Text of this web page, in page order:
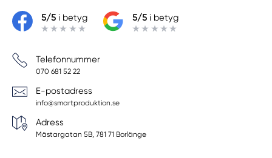
5/5i betyg 5/5i betyg
Telefonnummer
070 681 52 22
E-postadress
info@smartproduktion.se
Adress
Mästargatan 5B, 781 71 Borlänge